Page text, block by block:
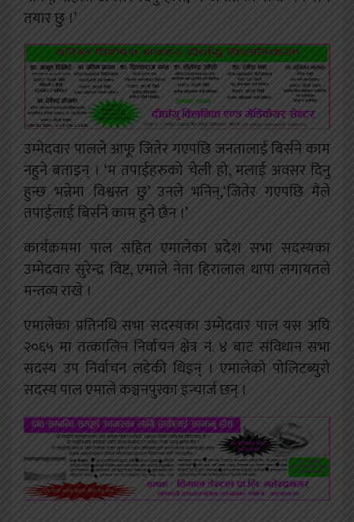
तयार छु ।’
उम्मेदवार पालले आफू जितेर गएपछि जनतालाई बिर्सने काम
नहुने बताइन् । ‘म तपाईहरुको चेली हो, मलाई अवसर दिनु
हुन्छ भन्नेमा विश्वस्त छु’ उनले भनिन्,‘जितेर गएपछि मैले
तपाईलाई बिर्सने काम हुने छैन ।’
कार्यक्रममा पाल सहित एमालेका प्रदेश सभा सदस्यका
उम्मेदवार सुरेन्द्र विष्ट, एमाले नेता हिरालाल थापा लगायतले
मन्तव्य राखे ।
एमालेका प्रतिनधि सभा सदस्यका उम्मेदवार पाल यस अघि
२०६५ मा तत्कालिन निर्वाचन क्षेत्र नं. ४ बाट संविधान सभा
सदस्य उप निर्वाचन लडेकी थिइन् । एमालेको पोलिटब्युरो
सदस्य पाल एमाले कञ्चनपुरका इन्चार्ज छन् ।